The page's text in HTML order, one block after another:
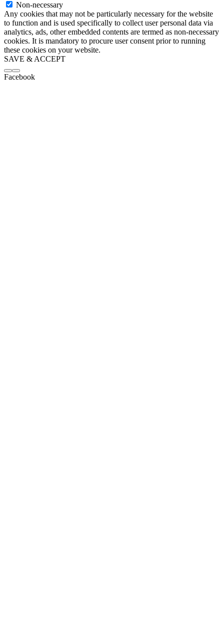
Non-necessary
Any cookies that may not be particularly necessary for the website
to function and is used specifically to collect user personal data via
analytics, ads, other embedded contents are termed as non-necessary
cookies. It is mandatory to procure user consent prior to running
these cookies on your website.
SAVE & ACCEPT
Facebook